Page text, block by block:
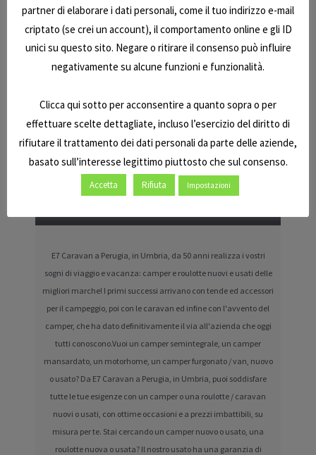
collaborando per tantissimi anni conSafariland.
Il nostro impegno oggi e domani, come in passato, è
stato e sarà sempre quello di poteroffrire alla
con i servizi, la comodità e la tranquillità che solo 50
anni di esperienza possono garantire.
Copyright © 2026 | E7 Caravan Srl | P.IVA 01630210548
E7 Caravan a Perugia, in Umbria, da 50 anni realizza i vostri
sogni di viaggio e vacanza: camper e roulotte nuovi e usati delle
migliori marche! I primi successi arrivano con tende ed accessori
per il campeggio, poi con le caravan ed infine con l'avvento del
camper, che ha dato definitivamente il via all'azienda che oggi
tutti conoscono.Vuoi un camper semintegrale, un camper
mansardato, un motorhome, un camper furgonato / van, nuovo
o usato? Da E7 Caravan a Perugia, in Umbria, puoi soddisfare
tutte le tue esigenze con un camper o una roulotte / caravan
nuovi o usati, con ottime occasioni e a prezzi imbattibili, su
misura per te. Stai cercando un camper nuovo o usato, una
roulotte nuova o usata? Il nostro usato ha una garanzia di
partner di elaborare i dati personali, come il tuo indirizzo e-mail
criptato (se crei un account), il comportamento online e gli ID
unici su questo sito. Negare o ritirare il consenso può influire
negativamente su alcune funzioni e funzionalità.
Clicca qui sotto per acconsentire a quanto sopra o per
effettuare scelte dettagliate, incluso l’esercizio del diritto di
rifiutare il trattamento dei dati personali da parte delle aziende,
basato sull’interesse legittimo piuttosto che sul consenso.
Accetta Rifiuta Impostazioni